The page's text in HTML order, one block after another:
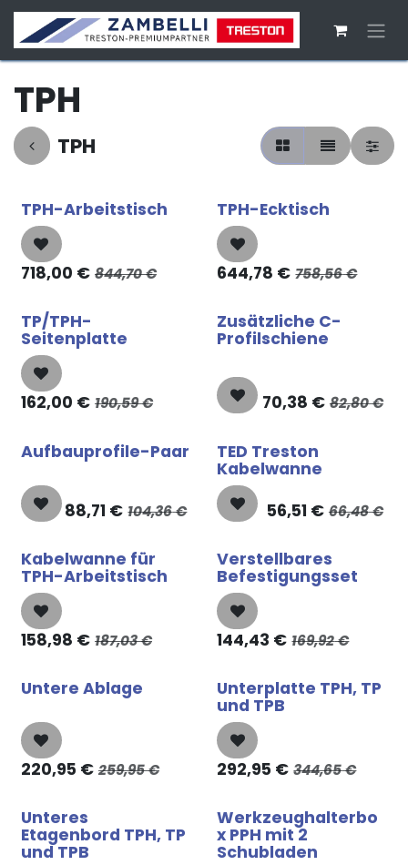
Zum Inhalt springen
TPH
TPH
TPH-Arbeitstisch
718,00 € 844,70€
TPH-Ecktisch
644,78 € 758,56€
TP/TPH-
Seitenplatte
162,00 € 190,59€
Zusätzliche C-
Profilschiene
70,38 € 82,80€
Aufbauprofile-Paar
88,71 € 104,36€
TED Treston
Kabelwanne
56,51 € 66,48€
Kabelwanne für
TPH-Arbeitstisch
158,98 € 187,03€
Verstellbares
Befestigungsset
144,43 € 169,92€
Untere Ablage
220,95 € 259,95€
Unterplatte TPH, TP
und TPB
292,95 € 344,65€
Unteres
Etagenbord TPH, TP
und TPB
Werkzeughalterbo
x PPH mit 2
Schubladen